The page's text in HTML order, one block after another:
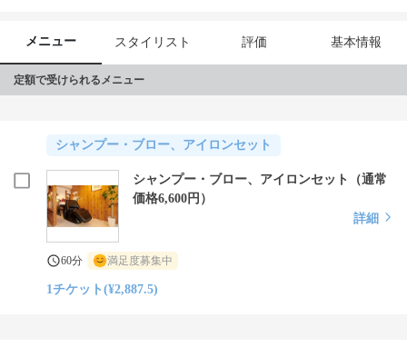
メニュー スタイリスト 評価 基本情報
定額で受けられるメニュー
シャンプー・ブロー、アイロンセット
シャンプー・ブロー、アイロンセット（通常
価格6,600円）
詳細
60分 満足度募集中
1チケット(¥2,887.5)